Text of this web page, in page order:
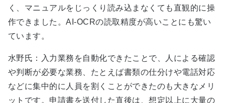
く、マニュアルをじっくり読み込まなくても直観的に操
作できました。AI-OCRの読取精度が高いことにも驚い
ています。
水野氏：入力業務を自動化できたことで、人による確認
や判断が必要な業務、たとえば書類の仕分けや電話対応
などに集中的に人員を割くことができたのも大きなメリ
ットです。申請書を送付した直後は、想定以上に大量の